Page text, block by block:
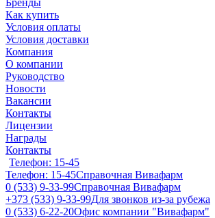
Бренды
Как купить
Условия оплаты
Условия доставки
Компания
О компании
Руководство
Новости
Вакансии
Контакты
Лицензии
Награды
Контакты
Телефон: 15-45
Телефон: 15-45Справочная Вивафарм
0 (533) 9-33-99Справочная Вивафарм
+373 (533) 9-33-99Для звонков из-за рубежа
0 (533) 6-22-20Офис компании "Вивафарм"